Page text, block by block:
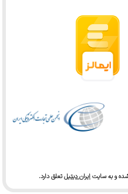
شده و به سایتایران دیتیلتعلق دارد.​​​​​​​